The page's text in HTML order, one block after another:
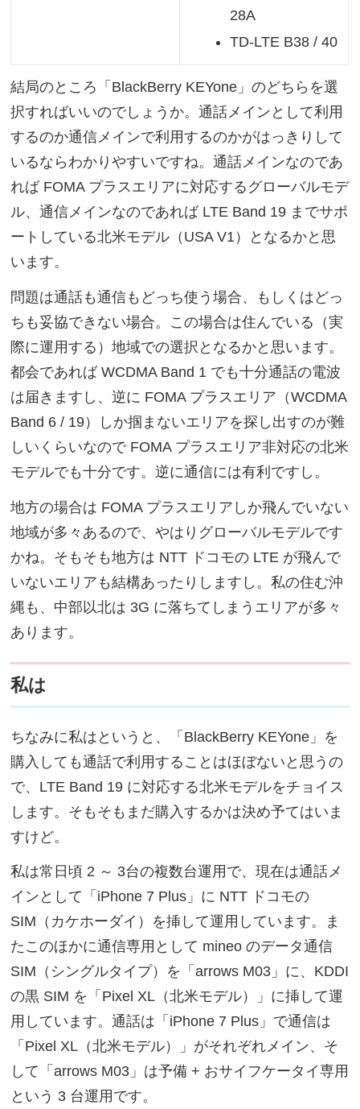
28A
TD-LTE B38 / 40
結局のところ「BlackBerry KEYone」のどちらを選
択すればいいのでしょうか。通話メインとして利用
するのか通信メインで利用するのかがはっきりして
いるならわかりやすいですね。通話メインなのであ
れば FOMA プラスエリアに対応するグローバルモデ
ル、通信メインなのであれば LTE Band 19 までサポ
ートしている北米モデル（USA V1）となるかと思
います。
問題は通話も通信もどっち使う場合、もしくはどっ
ちも妥協できない場合。この場合は住んでいる（実
際に運用する）地域での選択となるかと思います。
都会であれば WCDMA Band 1 でも十分通話の電波
は届きますし、逆に FOMA プラスエリア（WCDMA
Band 6 / 19）しか掴まないエリアを探し出すのが難
しいくらいなので FOMA プラスエリア非対応の北米
モデルでも十分です。逆に通信には有利ですし。
地方の場合は FOMA プラスエリアしか飛んでいない
地域が多々あるので、やはりグローバルモデルです
かね。そもそも地方は NTT ドコモの LTE が飛んで
いないエリアも結構あったりしますし。私の住む沖
縄も、中部以北は 3G に落ちてしまうエリアが多々
あります。
私は
ちなみに私はというと、「BlackBerry KEYone」を
購入しても通話で利用することはほぼないと思うの
で、LTE Band 19 に対応する北米モデルをチョイス
します。そもそもまだ購入するかは決め予てはいま
すけど。
私は常日頃 2 ～ 3台の複数台運用で、現在は通話メ
インとして「iPhone 7 Plus」に NTT ドコモの
SIM（カケホーダイ）を挿して運用しています。ま
たこのほかに通信専用として mineo のデータ通信
SIM（シングルタイプ）を「arrows M03」に、KDDI
の黒 SIM を「Pixel XL（北米モデル）」に挿して運
用しています。通話は「iPhone 7 Plus」で通信は
「Pixel XL（北米モデル）」がそれぞれメイン、そ
して「arrows M03」は予備 + おサイフケータイ専用
という 3 台運用です。